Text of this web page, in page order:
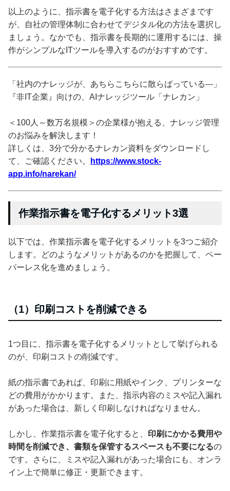
以上のように、指示書を電子化する方法はさまざまです
が、自社の管理体制に合わせてデジタル化の方法を選択し
ましょう。なかでも、指示書を長期的に運用するには、操
作がシンプルなITツールを導入するのがおすすめです。
「社内のナレッジが、あちらこちらに散らばっている---」
『非IT企業』向けの、AIナレッジツール「ナレカン」
＜100人～数万名規模＞の企業様が抱える、ナレッジ管理
のお悩みを解決します！
詳しくは、3分で分かるナレカン資料をダウンロードし
て、ご確認ください。
https://www.stock-
app.info/narekan/
作業指示書を電子化するメリット3選
以下では、作業指示書を電子化するメリットを3つご紹介
します。どのようなメリットがあるのかを把握して、ペー
パーレス化を進めましょう。
（1）印刷コストを削減できる
1つ目に、指示書を電子化するメリットとして挙げられる
のが、印刷コストの削減です。
紙の指示書であれば、印刷に用紙やインク、プリンターな
どの費用がかかります。また、指示内容のミスや記入漏れ
があった場合は、新しく印刷しなければなりません。
しかし、作業指示書を電子化すると、 印刷にかかる費用や
時間を削減でき、書類を保管するスペースも不要になるの
です。さらに、ミスや記入漏れがあった場合にも、オンラ
イン上で簡単に修正・更新できます。